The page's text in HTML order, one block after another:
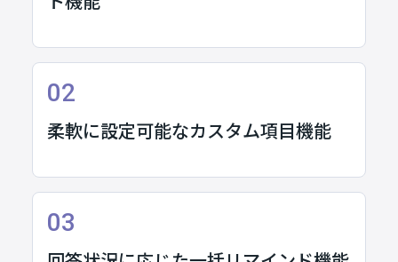
02
柔軟に設定可能なカスタム項目機能
03